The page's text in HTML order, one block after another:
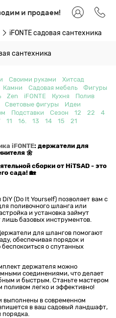
и продаем!
iFONTE садовая сантехника
сантехника
Своими руками
Хитсад
Камни Садовая мебель
Фигуры
Zen iFONTE Кухня
Полив
Световые фигуры
Идеи
Подставки Сезон 12 22
4
11 16. 13 14 15 21
iFONTE: держатели для
🌼
сборки от HiTSAD - это
сада! 🏡
(Do It Yourself) позволяет вам с
поливочного шланга или
и установка займут
базовых инструментов.
для шлангов помогают
обеспечивая порядок и
о спутанных
держателя можно
соединениями, что делает
и быстрым. Станьте мастером
поливом легко и эффективно!
выполнены в современном
в ваш садовый ландшафт,
порядка.